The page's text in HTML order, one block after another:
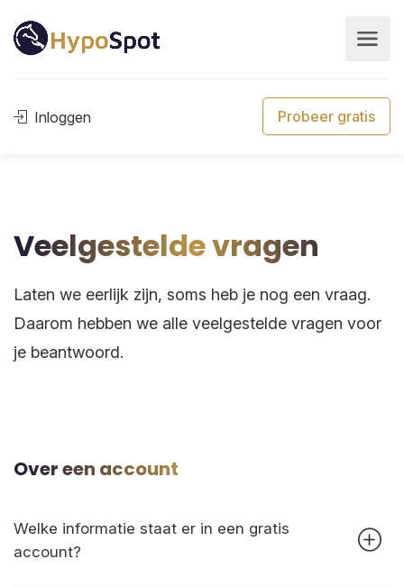
Inloggen Probeer gratis
Veelgestelde vragen
Laten we eerlijk zijn, soms heb je nog een vraag.
Daarom hebben we alle veelgestelde vragen voor
je beantwoord.
Over een account
Welke informatie staat er in een gratis
account?